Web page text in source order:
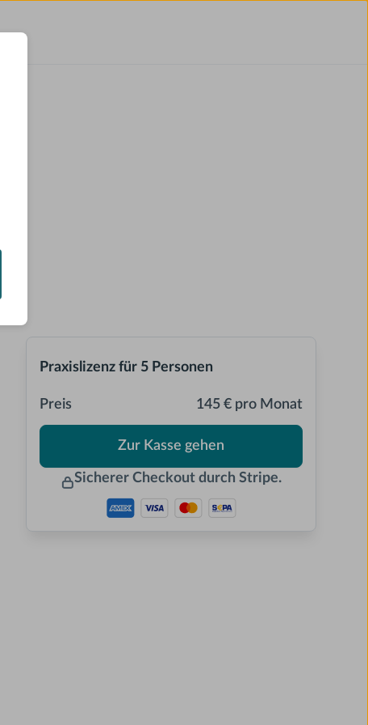
Praxislizenz für 5 Personen
Preis 145 € pro Monat
Zur Kasse gehen
Sicherer Checkout durch Stripe.